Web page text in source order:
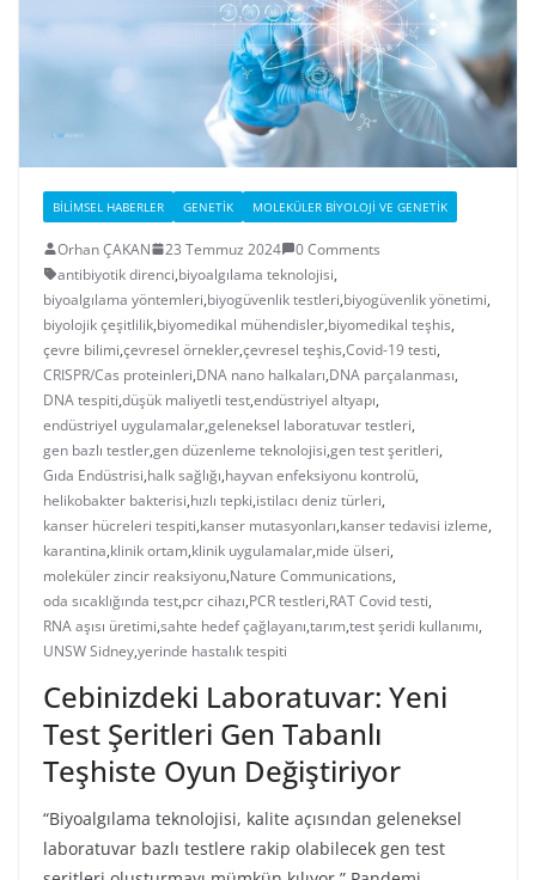
BILIMSEL HABERLER GENETIK MOLEKÜLER BIYOLOJI VE GENETIK
Orhan ÇAKAN 23 Temmuz 2024
0 Comments
antibiyotik direnci,biyoalgılama teknolojisi,
biyoalgılama yöntemleri,biyogüvenlik testleri,biyogüvenlik yönetimi,
biyolojik çeşitlilik,biyomedikal mühendisler,biyomedikal teşhis,
çevre bilimi,çevresel örnekler,çevresel teşhis,Covid-19 testi,
CRISPR/Cas proteinleri,DNA nano halkaları,DNA parçalanması,
DNA tespiti,düşük maliyetli test,endüstriyel altyapı,
endüstriyel uygulamalar,geleneksel laboratuvar testleri,
gen bazlı testler,gen düzenleme teknolojisi,gen test şeritleri,
Gıda Endüstrisi,halk sağlığı,hayvan enfeksiyonu kontrolü,
helikobakter bakterisi,hızlı tepki,istilacı deniz türleri,
kanser hücreleri tespiti,kanser mutasyonları,kanser tedavisi izleme,
karantina,klinik ortam,klinik uygulamalar,mide ülseri,
moleküler zincir reaksiyonu,Nature Communications,
oda sıcaklığında test,pcr cihazı,PCR testleri,RAT Covid testi,
RNA aşısı üretimi,sahte hedef çağlayanı,tarım,test şeridi kullanımı,
UNSW Sidney,yerinde hastalık tespiti
Cebinizdeki Laboratuvar: Yeni
Test Şeritleri Gen Tabanlı
Teşhiste Oyun Değiştiriyor
“Biyoalgılama teknolojisi, kalite açısından geleneksel
laboratuvar bazlı testlere rakip olabilecek gen test